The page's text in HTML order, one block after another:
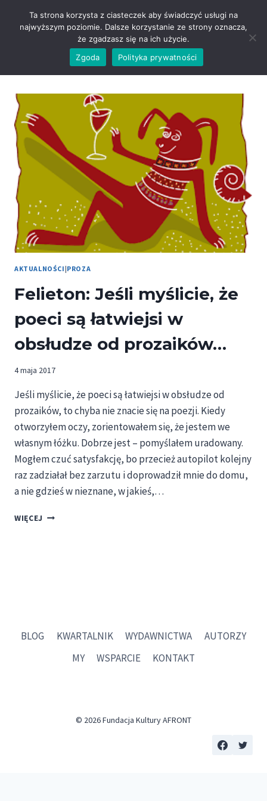
AKTUALNOŚCI |PROZA
Felieton: Jeśli myślicie, że
poeci są łatwiejsi w
obsłudze od prozaików…
4 maja 2017
Jeśli myślicie, że poeci są łatwiejsi w obsłudze od
prozaików, to chyba nie znacie się na poezji. Kiedy
otworzyłem oczy, zorientowałem się, że jestem we
własnym łóżku. Dobrze jest – pomyślałem uradowany.
Mogłem czuć satysfakcję, bo przecież autopilot kolejny
raz zadziałał bez zarzutu i doprowadził mnie do domu,
a nie gdzieś w nieznane, w jakieś,…
WIĘCEJ FELIETON:
PROZAIKÓW…
BLOG KWARTALNIK WYDAWNICTWA
AUTORZY
MY
WSPARCIE KONTAKT
© 2026 Fundacja Kultury AFRONT
Ta strona korzysta z ciasteczek aby świadczyć usługi na
najwyższym poziomie. Dalsze korzystanie ze strony oznacza,
że zgadzasz się na ich użycie.
Zgoda
Polityka prywatności